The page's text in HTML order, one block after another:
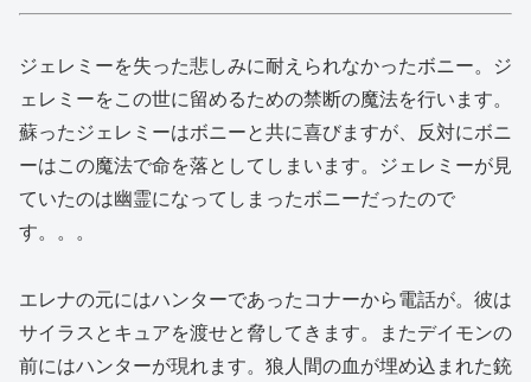
ジェレミーを失った悲しみに耐えられなかったボニー。ジ
ェレミーをこの世に留めるための禁断の魔法を行います。
蘇ったジェレミーはボニーと共に喜びますが、反対にボニ
ーはこの魔法で命を落としてしまいます。ジェレミーが見
ていたのは幽霊になってしまったボニーだったので
す。。。
エレナの元にはハンターであったコナーから電話が。彼は
サイラスとキュアを渡せと脅してきます。またデイモンの
前にはハンターが現れます。狼人間の血が埋め込まれた銃